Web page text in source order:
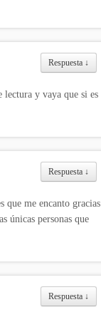
Respuesta ↓
y vaya que si es
Respuesta ↓
que me encanto gracias
únicas personas que
Respuesta ↓